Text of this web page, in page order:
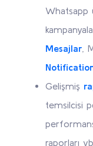
Whatsapp
Mesajlar ,
Gelişmiş
temsilcisi
raporları